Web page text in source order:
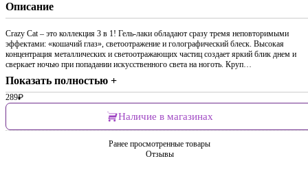
Описание
Crazy Cat – это коллекция 3 в 1! Гель-лаки обладают сразу тремя неповторимыми
эффектами: «кошачий глаз», светоотражение и голографический блеск. Высокая
концентрация металлических и светоотражающих частиц создает яркий блик днем и
сверкает ночью при попадании искусственного света на ноготь. Круп…
Показать полностью +
289₽
Наличие в магазинах
Ранее просмотренные товары
Отзывы